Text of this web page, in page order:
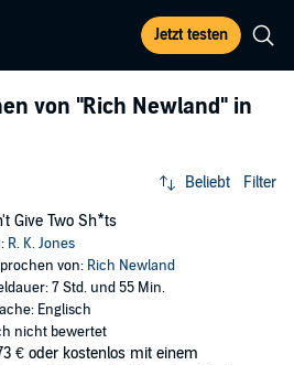
Jetzt testen
von "Rich Newland" in
Beliebt Filter
Give Two Sh*ts
R. K. Jones
von: Rich Newland
7 Std. und 55 Min.
Englisch
nicht bewertet
€ oder kostenlos mit einem